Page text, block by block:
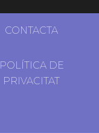
CONTACTA
POLÍTICA DE
PRIVACITAT